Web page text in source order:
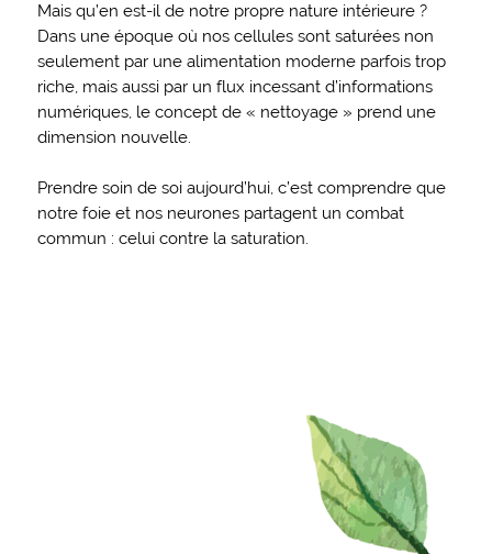
Mais qu’en est-il de notre propre nature intérieure ?
Dans une époque où nos cellules sont saturées non
seulement par une alimentation moderne parfois trop
riche, mais aussi par un flux incessant d’informations
numériques, le concept de « nettoyage » prend une
dimension nouvelle.
Prendre soin de soi aujourd’hui, c’est comprendre que
notre foie et nos neurones partagent un combat
commun : celui contre la saturation.